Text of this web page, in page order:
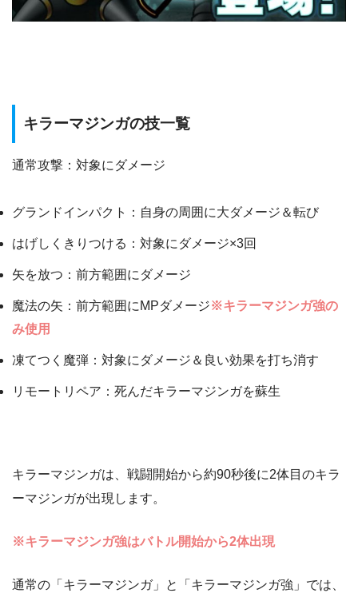
キラーマジンガの技一覧
通常攻撃：対象にダメージ
グランドインパクト：自身の周囲に大ダメージ＆転び
はげしくきりつける：対象にダメージ×3回
矢を放つ：前方範囲にダメージ
魔法の矢：前方範囲にMPダメージ※キラーマジンガ強の
み使用
凍てつく魔弾：対象にダメージ＆良い効果を打ち消す
リモートリペア：死んだキラーマジンガを蘇生
キラーマジンガは、戦闘開始から約90秒後に2体目のキラ
ーマジンガが出現します。
※キラーマジンガ強はバトル開始から2体出現
通常の「キラーマジンガ」と「キラーマジンガ強」では、